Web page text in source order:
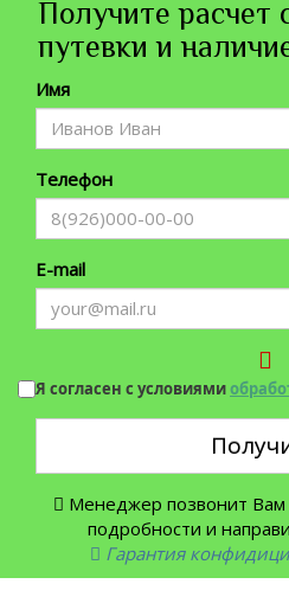
Получите расчет
путевки и
Имя
Телефон
E-mail
Я согласен с условиями
Менеджер позвонит Вам
подробности и
Гарантия